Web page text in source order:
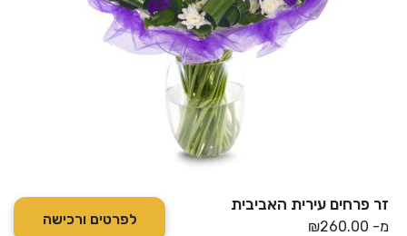
זר פרחים עירית האביבית
מ- ₪260.00 לפרטים ורכישה